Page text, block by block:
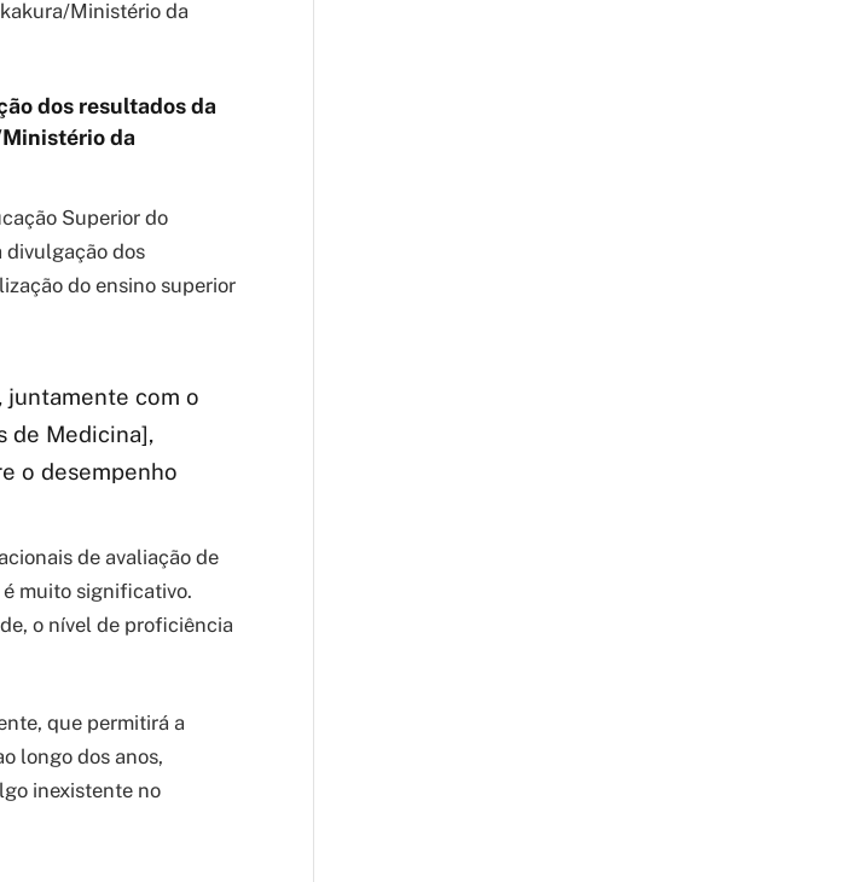
dos resultados da
da
Superior do
divulgação dos
do ensino superior
juntamente com o
de Medicina],
o desempenho
de avaliação de
muito significativo.
o nível de proficiência
que permitirá a
longo dos anos,
inexistente no